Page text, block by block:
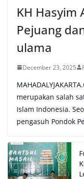
KH Hasyim
Pejuang
ulama
December 23, 2025
merupakan salah
Islam Indonesia.
pengasuh Pondok